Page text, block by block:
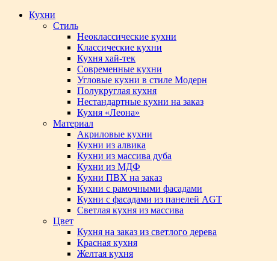
Кухни
Стиль
Неоклассические кухни
Классические кухни
Кухня хай-тек
Современные кухни
Угловые кухни в стиле Модерн
Полукруглая кухня
Нестандартные кухни на заказ
Кухня «Леона»
Материал
Акриловые кухни
Кухни из алвика
Кухни из массива дуба
Кухни из МДФ
Кухни ПВХ на заказ
Кухни с рамочными фасадами
Кухни с фасадами из панелей AGT
Светлая кухня из массива
Цвет
Кухня на заказ из светлого дерева
Красная кухня
Желтая кухня